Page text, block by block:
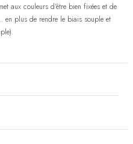
aux couleurs d'être bien fixées et de
en plus de rendre le biais souple et